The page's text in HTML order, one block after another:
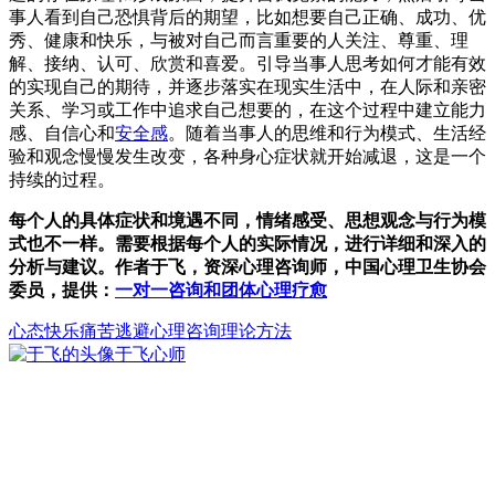
事人看到自己恐惧背后的期望，比如想要自己正确、成功、优
秀、健康和快乐，与被对自己而言重要的人关注、尊重、理
解、接纳、认可、欣赏和喜爱。引导当事人思考如何才能有效
的实现自己的期待，并逐步落实在现实生活中，在人际和亲密
关系、学习或工作中追求自己想要的，在这个过程中建立能力
感、自信心和安全感。随着当事人的思维和行为模式、生活经
验和观念慢慢发生改变，各种身心症状就开始减退，这是一个
持续的过程。
每个人的具体症状和境遇不同，情绪感受、思想观念与行为模
式也不一样。需要根据每个人的实际情况，进行详细和深入的
分析与建议。作者于飞，资深心理咨询师，中国心理卫生协会
委员，提供： 一对一咨询和团体心理疗愈
心态快乐痛苦逃避心理咨询理论方法
于飞心师